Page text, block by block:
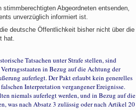
Abgeordneten entsenden,
unverzüglich informiert ist.
deutsche Öffentlichkeit bisher nicht über die
hat.
Tatsachen unter Strafe stellen, sind
in Bezug auf die Achtung der
auferlegt. Der Pakt erlaubt kein generelles
Interpretation vergangener Ereignisse.
niemals auferlegt werden, und in Bezug auf die
was nach Absatz 3 zulässig oder nach Artikel 20